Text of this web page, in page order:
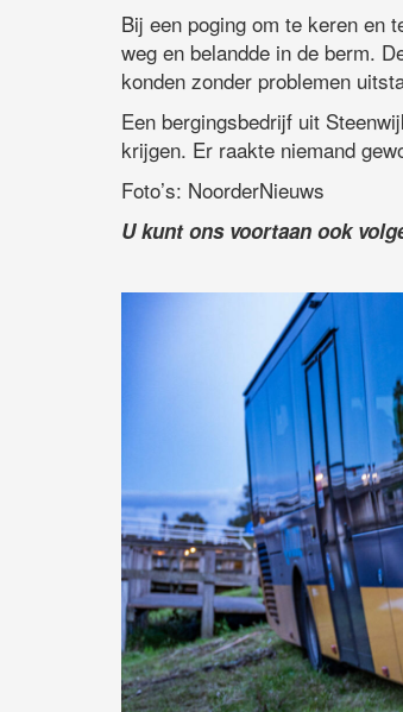
Bij een poging om te keren en
weg en belandde in de berm.
konden zonder problemen
Een bergingsbedrijf uit
krijgen. Er raakte niemand
Foto’s: NoorderNieuws
U kunt ons voortaan ook